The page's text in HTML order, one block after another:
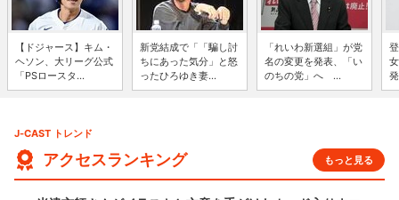
【ドジャース】キム・
ヘソン、大リーグ公式
「PSロースタ...
新党結成で「「騙し討
ちにあった気分」と怒
ったひろゆき妻...
「れいわ新選組」が党
名の変更を発表、「い
のちの党」へ ...
J-CAST トレンド
アクセスランキング もっと見る